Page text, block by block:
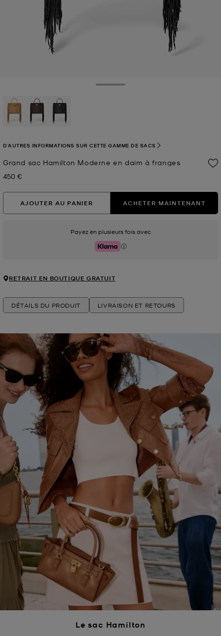
Grand sac Hamilton Moderne en daim à franges
Prix actuel
450 €
D'AUTRES INFORMATIONS SUR CETTE GAMME DE SACS
AJOUTER AU PANIER ACHETER MAINTENANT
Payez en plusieurs fois avec
Klarna
RETRAIT EN BOUTIQUE GRATUIT
DÉTAILS DU PRODUIT LIVRAISON ET RETOURS
Le sac Hamilton